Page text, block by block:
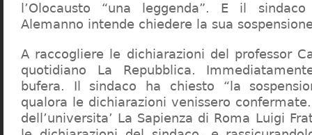
l’Olocausto “una leggenda”. E il
Alemanno intende chiedere la sua
A raccogliere le dichiarazioni del professor
quotidiano La Repubblica.
bufera. Il sindaco ha chiesto “la
qualora le dichiarazioni venissero
dell’universita’ La Sapienza di Roma Luigi